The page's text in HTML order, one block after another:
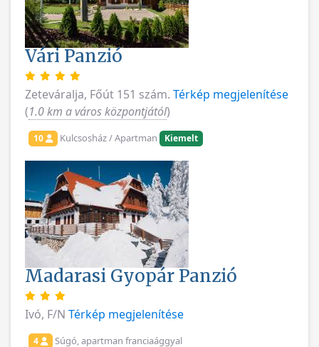
Vári Panzió
Zeteváralja, Főút 151 szám. Térkép megjelenítése
(1.0 km a város központjától)
10 Kulcsosház / Apartman Kiemelt
Madarasi Gyopár Panzió
Ivó, F/N Térkép megjelenítése
4 Súgó, apartman franciaággyal